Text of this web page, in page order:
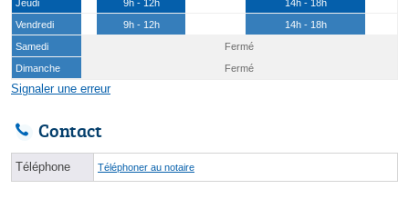
Jeudi
9h - 12h
14h - 18h
Vendredi
9h - 12h
14h - 18h
Samedi
Fermé
Dimanche
Fermé
Signaler une erreur
Contact
Téléphone Téléphoner au notaire